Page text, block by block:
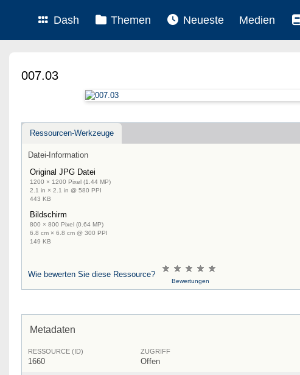
Dash Themen Neueste Medien
007.03
Ressourcen-Werkzeuge
Datei-Information
Original JPG Datei
1200 × 1200 Pixel (1.44 MP)
2.1 in × 2.1 in @ 580 PPI
443 KB
Bildschirm
800 × 800 Pixel (0.64 MP)
6.8 cm × 6.8 cm @ 300 PPI
149 KB
Wie bewerten Sie diese Ressource?
Bewertungen
Metadaten
RESSOURCE (ID)
1660
ZUGRIFF
Offen